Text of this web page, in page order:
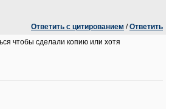
Ответить с цитированием /Ответить
чтобы сделали копию или хотя